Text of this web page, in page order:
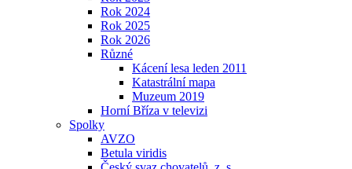
Rok 2024
Rok 2025
Rok 2026
Různé
Kácení lesa leden 2011
Katastrální mapa
Muzeum 2019
Horní Bříza v televizi
Spolky
AVZO
Betula viridis